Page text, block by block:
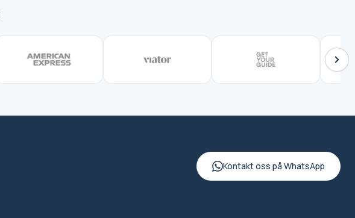
Kontakt oss på WhatsApp